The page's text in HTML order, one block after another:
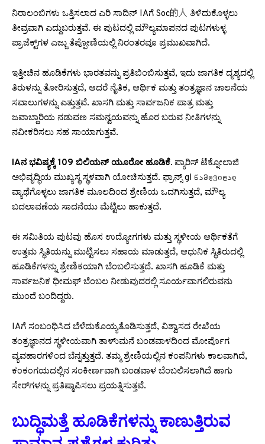
ನಿರಾಲಂಬಿಗಳು ಒತ್ತಿಸಲಾದ ಎರಿ ಸಾದಿನ್ IAಗೆ Soc的人 ತಿಳಿದುಕೊಳ್ಳಲು
ತೀವ್ರವಾಗಿ ಎದ್ದುಬರುತ್ತವೆ. ಈ ಪುಟದಲ್ಲಿ ಮೌಲ್ಯಮಾಪನದ ಪುಟಗಳುಳ್ಳ
ಪ್ರಾಜೆಕ್ಟ್‌ಗಳ ಎಜ್ಜು ತೆಪ್ಪೋಣಿಯಲ್ಲಿ ನಿರಂತರವೂ ಪ್ರಮುಖವಾಗಿದೆ.
ಇತ್ತೀಚಿನ ಹೂಡಿಕೆಗಳು ಭಾರತವನ್ನು ಪ್ರತಿಬಿಂಬಿಸುತ್ತವೆ, ಇದು ಜಾಗತಿಕ ದೃಶ್ಯದಲ್ಲಿ
ತಿರುಳನ್ನು ತೋರಿಸುತ್ತದೆ, ಆದರೆ ನೈತಿಕ, ಆರ್ಥಿಕ ಮತ್ತು ತಂತ್ರಜ್ಞಾನ ಚಾಲನೆಯ
ಸವಾಲುಗಳನ್ನು ಎತ್ತುತ್ತವೆ. ಖಾಸಗಿ ಮತ್ತು ಸಾರ್ವಜನಿಕ ಪಾತ್ರ ಮತ್ತು
ಜವಾಬ್ದಾರಿಯ ನಡುವಣ ಸಮನ್ವಯವನ್ನು ಹೊರ ಬರುವ ನೀತಿಗಳನ್ನು
ನವೀಕರಿಸಲು ಸಹ ಸಾಯಾಗುತ್ತವೆ.
IAನ ಭವಿಷ್ಯಕ್ಕೆ 109 ಬಿಲಿಯನ್ ಯೂರೋ ಹೂಡಿಕೆ. ಪ್ಯಾರಿಸ್ ಟೆಕ್ನೋಲಾಜಿ
ಅಭಿವೃದ್ಧಿಯ ಮುಖ್ಯಸ್ಥ ಸ್ಥಳವಾಗಿ ಯೋಚಿಸುತ್ತದೆ. ಫ್ರಾನ್ಸ್ gl ნამდვილად
ವ್ಯಾಥೆಗೊಳ್ಳಲು ಜಾಗತಿಕ ಮೂಲದಿಂದ ಶ್ರೇಣಿಯ ಒದಗಿಸುತ್ತದೆ, ಮೌಲ್ಯ
ಬದಲಾವಣೆಯ ಸಾದನೆಯು ಮೆಟ್ಟಿಲು ಹಾಕುತ್ತದೆ.
ಈ ಸಮಿತಿಯ ಪುಟವು ಹೊಸ ಉದ್ಯೋಗಗಳು ಮತ್ತು ಸ್ಥಳೀಯ ಆರ್ಥಿಕತೆಗೆ
ಉತ್ತಮ ಸ್ಥಿತಿಯನ್ನು ಮುಟ್ಟಿಸಲು ಸಹಾಯ ಮಾಡುತ್ತದೆ, ಆಧುನಿಕ ಸ್ಥಿತಿರುದಲ್ಲಿ
ಹೂಡಿಕೆಗಳನ್ನು ಶ್ರೇಣಿಕಯಾಗಿ ಬೆಂಬಲಿಸುತ್ತದೆ. ಖಾಸಗಿ ಹೂಡಿಕೆ ಮತ್ತು
ಸಾರ್ವಜನಿಕ ಧೀಮಫ್ ಬೆಂಬಲ ನೀಡುವುದರಲ್ಲಿ ಸೂರ್ಯವಾಗಲಿರುವನು
ಮುಂದೆ ಬಂದಿದ್ದರು.
IAಗೆ ಸಂಬಂಧಿಸಿದ ಬೆಳೆದುಕೊಯ್ಯತೊಡಿಸುತ್ತದೆ, ವಿಶ್ವಾಸದ ರೇಖೆಯ
ತಂತ್ರಜ್ಞಾನದ ಸ್ಥಳೀಯವಾಗಿ ತಾಳು್ಮನೆ ಬಂಡವಾಳದಿಂದ ಮೋರ್ಪೊಗ
ವ್ಯವಹಾರಗಳಿಂದ ಬೆನ್ನತ್ತುತ್ತದೆ. ತಮ್ಮ ಶ್ರೇಣಿಯಲ್ಲಿನ ಕಂಪನಿಗಳು ಕಾಲವಾಗಿದೆ,
ಕ೦ಕ೦ಗಯದಲ್ಲಿನ ಸಂಕೀರ್ಣವಾಗಿ ಬಂಡವಾಳ ಬೆಂಬಲಿಸಲಾಗಿದೆ ಹಾಗು
ಸೇರ್‌ಗಳನ್ನು ಪ್ರತಿಷ್ಠಾಪಿಸಲು ಪ್ರಯತ್ನಿಸುತ್ತವೆ.
ಬುದ್ಧಿಮತ್ತೆ ಹೂಡಿಕೆಗಳನ್ನು ಕಾಣುತ್ತಿರುವ